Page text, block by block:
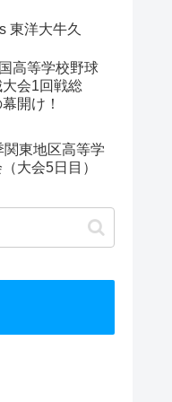
東洋大牛久
高等学校野球
会1回戦総
開け！
関東地区高等学
大会5日目）